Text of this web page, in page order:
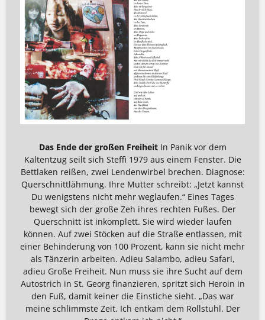
Das Ende der großen FreiheitIn Panik vor dem
Kaltentzug seilt sich Steffi 1979 aus einem Fenster. Die
Bettlaken reißen, zwei Lendenwirbel brechen. Diagnose:
Querschnittlähmung. Ihre Mutter schreibt: „Jetzt kannst
Du wenigstens nicht mehr weglaufen.“ Eines Tages
bewegt sich der große Zeh ihres rechten Fußes. Der
Querschnitt ist inkomplett. Sie wird wieder laufen
können. Auf zwei Stöcken auf die Straße entlassen, mit
einer Behinderung von 100 Prozent, kann sie nicht mehr
als Tänzerin arbeiten. Adieu Salambo, adieu Safari,
adieu Große Freiheit. Nun muss sie ihre Sucht auf dem
Autostrich in St. Georg finanzieren, spritzt sich Heroin in
den Fuß, damit keiner die Einstiche sieht. „Das war
meine schlimmste Zeit. Ich entkam dem Rollstuhl. Der